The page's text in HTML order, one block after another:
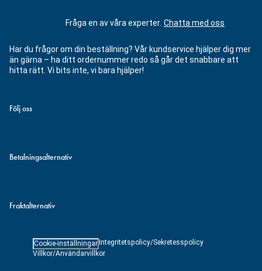
Fråga en av våra experter. Chatta med oss
Har du frågor om din beställning? Vår kundservice hjälper dig mer
än gärna – ha ditt ordernummer redo så går det snabbare att
hitta rätt. Vi bits inte, vi bara hjälper!
Följ oss
Betalningsalternativ
Fraktalternativ
Cookie-inställningar Integritetspolicy/Sekretesspolicy
Villkor/Användarvillkor